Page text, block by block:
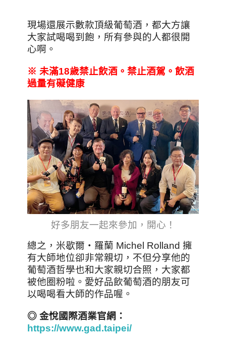
現場還展示數款頂級葡萄酒，都大方讓
大家試喝喝到飽，所有參與的人都很開
心啊。
※ 未滿18歲禁止飲酒。禁止酒駕。飲酒
過量有礙健康
好多朋友一起來參加，開心！
總之，米歇爾‧羅蘭 Michel Rolland 擁
有大師地位卻非常親切，不但分享他的
葡萄酒哲學也和大家親切合照，大家都
被他圈粉啦。愛好品飲葡萄酒的朋友可
以喝喝看大師的作品喔。
◎ 金悅國際酒業官網：
https://www.gad.taipei/